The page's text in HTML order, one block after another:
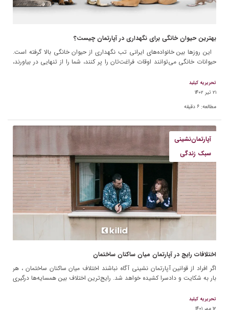
بهترین حیوان خانگی برای نگهداری در آپارتمان چیست؟
این روزها بین خانواده‌های ایرانی تب نگهداری از حیوان خانگی بالا گرفته است.
حیوانات خانگی می‌توانند اوقات فراغت‌تان را پر کنند، شما را از تنهایی در بیاورند،
تحریریه کیلید
۲۱ تیر ۱۴۰۲
مطالعه: ۶ دقیقه
آپارتمان‌نشینی
سبک زندگی
اختلافات رایج در آپارتمان میان ساکنان ساختمان
اگر افراد از قوانین آپارتمان نشینی آگاه نباشند اختلاف میان ساکنان ساختمان ، هر
بار به شکایت و دادسرا کشیده خواهد شد. رایج‌ترین اختلاف بین همسایه‌ها درگیری
تحریریه کیلید